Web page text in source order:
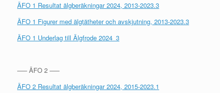
ÄFO 1 Resultat älgberäkningar 2024, 2013-2023.3
ÄFO 1 Figurer med älgtätheter och avskjutning, 2013-2023.3
ÄFO 1 Underlag till Älgfrode 2024_3
—– ÄFO 2 —–
ÄFO 2 Resultat älgberäkningar 2024, 2015-2023.1